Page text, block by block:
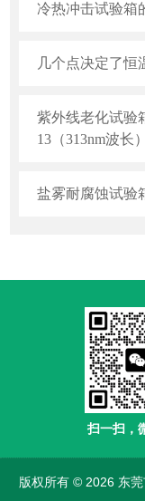
冷热冲击试验箱
几个点决定了恒
紫外线老化试验
13（313nm波长
盐雾耐腐蚀试验
扫一扫，
版权所有 © 2026 东